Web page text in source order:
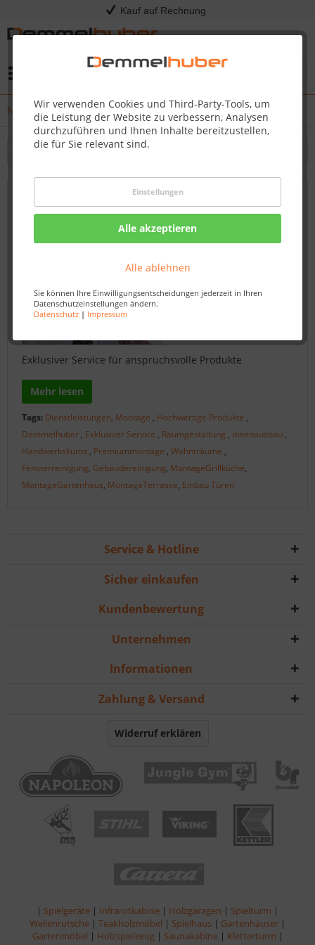
Kauf auf Rechnung
Wir verwenden Cookies und Third-Party-Tools, um
die Leistung der Website zu verbessern, Analysen
durchzuführen und Ihnen Inhalte bereitzustellen,
die für Sie relevant sind.
Einstellungen
Alle akzeptieren
Alle ablehnen
Sie können Ihre Einwilligungsentscheidungen jederzeit in Ihren
Datenschutzeinstellungen ändern.
Datenschutz| Impressum
News
Filtern
Demmelhuber: Perfekte Dienstleistungen
für exklusive Produkte
Von: Nadine Wagner
Exklusiver Service für anspruchsvolle Produkte
Mehr lesen
Tags: Dienstleistungen, Montage , Hochwertige Produkte ,
Demmelhuber , Exklusiver Service , Raumgestaltung , Innenausbau ,
Handwerkskunst , Premiummontage , Wohnträume ,
Fensterreinigung, Gebäudereinigung, MontageGrillküche,
MontageGartenhaus, MontageTerrasse, Einbau Türen
Service & Hotline
Sicher einkaufen
Kundenbewertung
Unternehmen
Informationen
Zahlung & Versand
Widerruf erklären
| Spielgeräte | Infrarotkabine | Holzgaragen | Spielturm |
Wellenrutsche | Teakholzmöbel | Spielhaus | Gartenhäuser |
Gartenmöbel | Holzspielzeug | Saunakabine | Kletterturm |